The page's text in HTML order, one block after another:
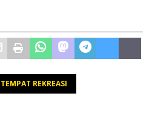
TEMPAT REKREASI